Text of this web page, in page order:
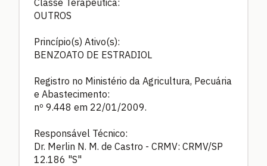
OUTROS
Princípio(s) Ativo(s):
BENZOATO DE ESTRADIOL
Registro no Ministério da Agricultura, Pecuária
e Abastecimento:
nº 9.448 em 22/01/2009.
Responsável Técnico:
Dr. Merlin N. M. de Castro - CRMV: CRMV/SP
12.186 "S"